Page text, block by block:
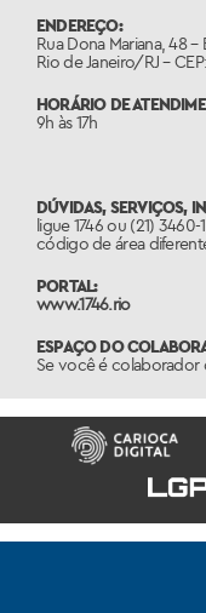
ENDEREÇO:
Rua Dona Mariana, 48
Rio de Janeiro/RJ –
HORÁRIO DE
9h às 17h
DÚVIDAS, SERVIÇOS,
ligue 1746 ou (21)
código de área
PORTAL:
www.1746.rio
ESPAÇO DO
Se você é colaborador